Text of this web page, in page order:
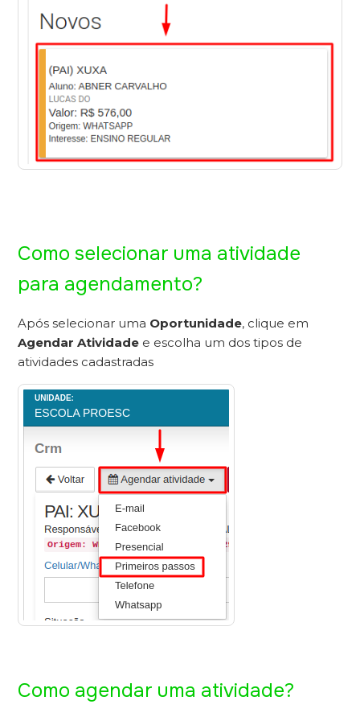
Como selecionar uma atividade
para agendamento?
Após selecionar uma Oportunidade, clique em
Agendar Atividade e escolha um dos tipos de
atividades cadastradas
Como agendar uma atividade?